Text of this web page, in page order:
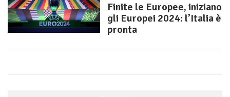
Finite le Europee, iniziano
gli Europei 2024: l’Italia è
pronta